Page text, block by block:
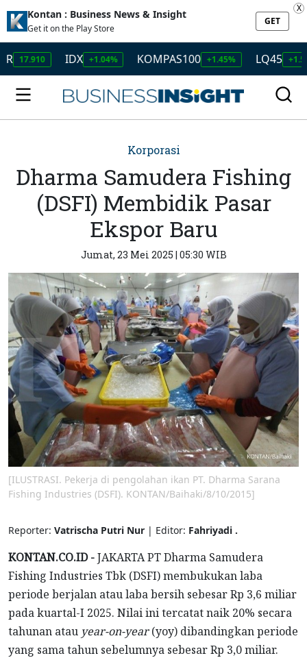
Kontan : Business News & Insight
Get it on the Play Store
GET
X
IDX +1.04% KOMPAS100 +1.45% LQ45 +1.50%
Korporasi
Dharma Samudera Fishing
(DSFI) Membidik Pasar
Ekspor Baru
Jumat, 23 Mei 2025 | 05:30 WIB
[ILUSTRASI. Pekerja di pengolahan ikan PT. Dharma Sarana
Fishing Industries (DSFI). KONTAN/Baihaki/8/10/2015]
Reporter: Vatrischa Putri Nur | Editor: Fahriyadi .
KONTAN.CO.ID -JAKARTA PT Dharma Samudera
Fishing Industries Tbk (DSFI) membukukan laba
periode berjalan atau laba bersih sebesar Rp 3,6 miliar
pada kuartal-I 2025. Nilai ini tercatat naik 20% secara
tahunan atau year-on-year(yoy) dibandingkan periode
yang sama tahun sebelumnya sebesar Rp 3,0 miliar.